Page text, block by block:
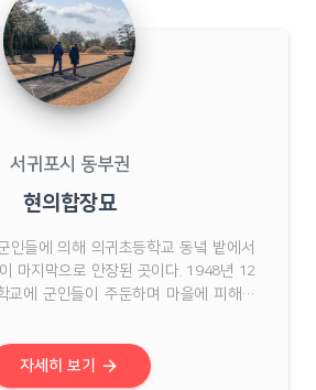
서귀포시 동부권
현의합장묘
인들에 의해 의귀초등학교 동녘 밭에서
마지막으로 안장된 곳이다. 1948년 12
교에 군인들이 주둔하며 마을에 피해가
미리 파악한 2중대의 화력에 밀려 무장
타격을 입는다. 이 사건이 빌미 ...
자세히 보기 arrow_forward